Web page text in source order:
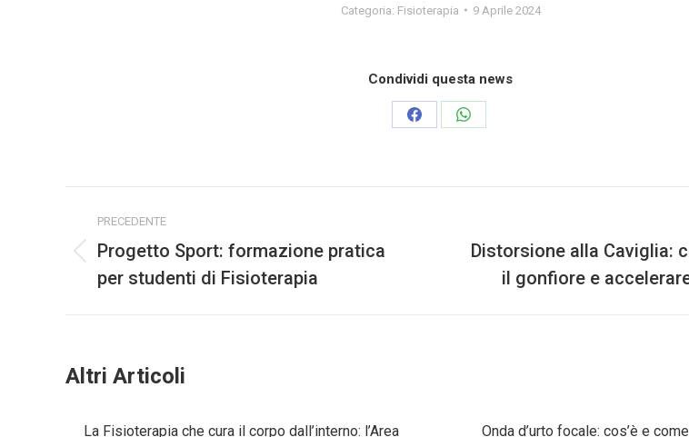
Categoria: Fisioterapia 9 Aprile 2024
Condividi questa news
PRECEDENTE
Progetto Sport: formazione pratica
per studenti di Fisioterapia
Distorsione alla Caviglia:
il gonfiore e
Altri Articoli
La Fisioterapia che cura il corpo dall’interno: l’Area
Onda d’urto focale: cos’è e